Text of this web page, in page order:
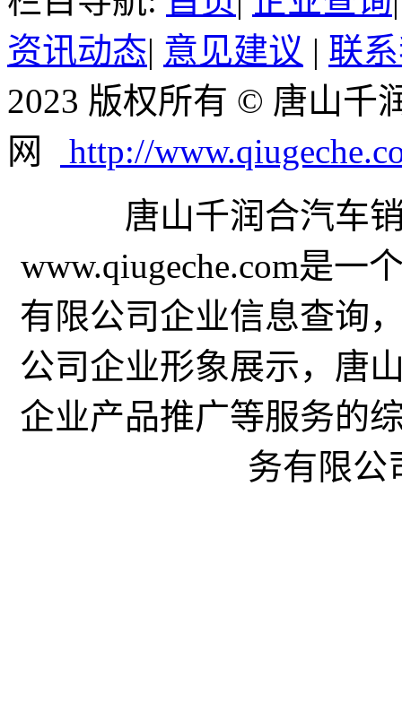
资讯动态| 意见建议 | 联
2023 版权所有 © 唐山千
网
http://
唐山千润合汽车
www.qiugeche.com是一
有限公司企业信息查询
公司企业形象展示，唐
企业产品推广等服务的
务有限公